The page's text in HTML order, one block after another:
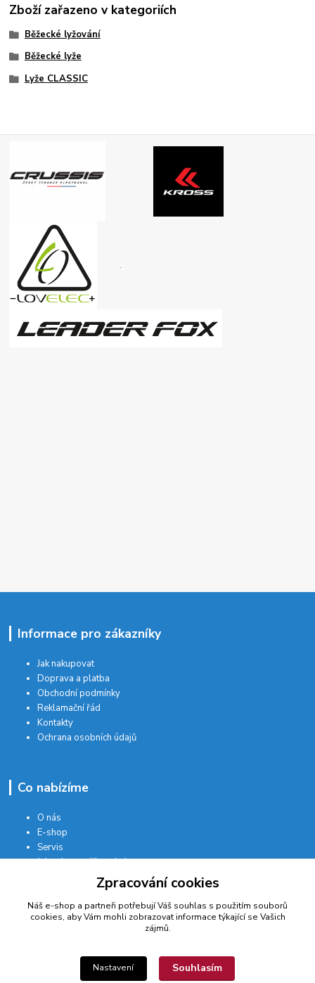
Zboží zařazeno v kategoriích
Běžecké lyžování
Běžecké lyže
Lyže CLASSIC
.
Informace pro zákazníky
Jak nakupovat
Doprava a platba
Obchodní podmínky
Reklamační řád
Kontakty
Ochrana osobních údajů
Co nabízíme
O nás
E-shop
Servis
Jak vybrat velikost kola
Kde nás najdete
Zpracování cookies
Náš e-shop a partneři potřebují Váš souhlas s použitím souborů
cookies, aby Vám mohli zobrazovat informace týkající se Vašich
zájmů.
Nastavení Souhlasím